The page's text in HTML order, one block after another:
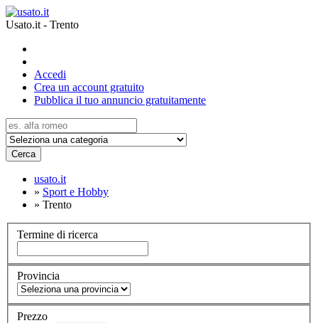
Usato.it - Trento
Accedi
Crea un account gratuito
Pubblica il tuo annuncio gratuitamente
Cerca
usato.it
» Sport e Hobby
» Trento
Termine di ricerca
Provincia
Prezzo